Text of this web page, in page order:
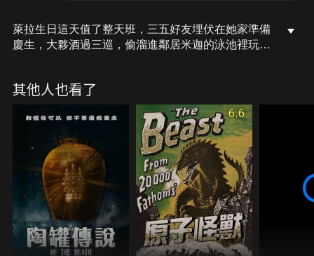
萊拉生日這天值了整天班，三五好友埋伏在她家準備
慶生，大夥酒過三巡，偷溜進鄰居米迦的泳池裡玩
這個被命名為「蝎虎座」的生物破殼而出，米迦認定
「蝎虎座」為高等智慧生物，冀望牠為地球帶來更高
端的文明，然而，成為第一位將性命葬送在「蝎虎
座」手下的米迦，沒料到牠帶來的不是進步，而是殺
戮！
其他人也看了
6.6